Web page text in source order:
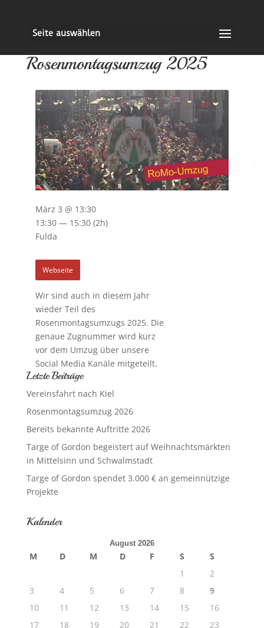
Seite auswählen
Rosenmontagsumzug 2025
Wir sind auch in diesem Jahr
wieder Teil des
Rosenmontagsumzugs 2025. Die
genaue Zugnummer wird kurz
vor dem Umzug über unsere
Social Media Kanäle mitgeteilt.
März 3 @ 13:30
13:30 — 15:30 (2h)
Fulda
Webseite
Letzte Beiträge
Vereinsfahrt nach Kiel
Rosenmontagsumzug 2026
Bereits bekannte Auftritte 2026
Targe of Gordon begeistert auf Weihnachtsmärkten
in Mittelsinn und Schwalmstadt
Targe of Gordon spendet 3.000 € an gemeinnützige
Projekte
Kalender
August 2026
M D M D F S
S
1
2
3
4 5 6 7 8
9
10
11 12 13 14 15
16
17
18 19 20 21 22
23